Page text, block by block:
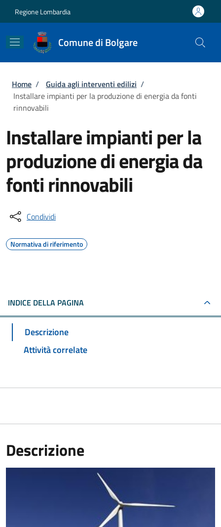
Regione Lombardia
Comune di Bolgare
Briciole di pane
Home / Guida agli interventi edilizi /
Installare impianti per la produzione di energia da fonti
rinnovabili
Installare impianti per la
produzione di energia da
fonti rinnovabili
Condividi
Normativa di riferimento
INDICE DELLA PAGINA
Descrizione
Attività correlate
Descrizione